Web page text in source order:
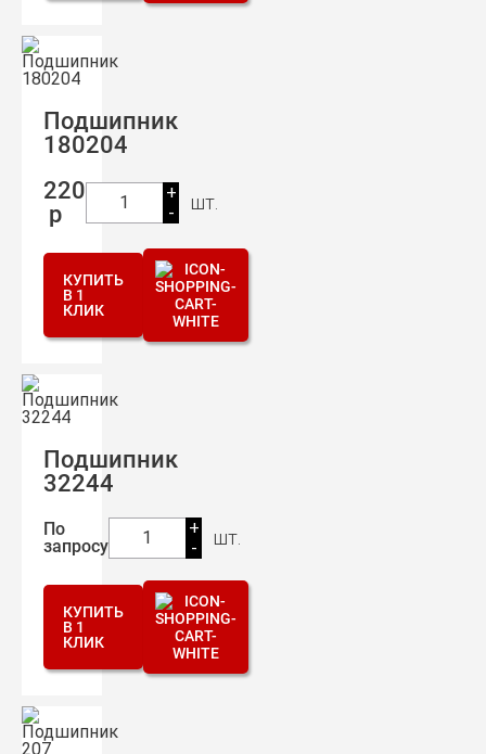
Подшипник
180204
220
р
1
+
-
шт.
КУПИТЬ
В 1
КЛИК
Подшипник
32244
По
запросу
1
+
-
шт.
КУПИТЬ
В 1
КЛИК